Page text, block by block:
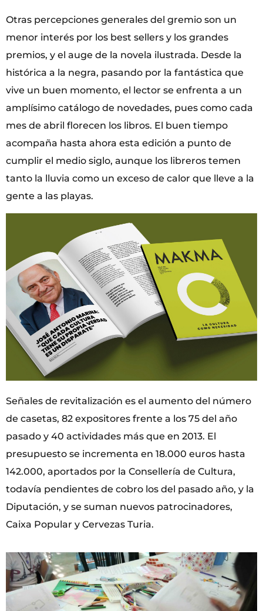
Otras percepciones generales del gremio son un
menor interés por los best sellers y los grandes
premios, y el auge de la novela ilustrada. Desde la
histórica a la negra, pasando por la fantástica que
vive un buen momento, el lector se enfrenta a un
amplísimo catálogo de novedades, pues como cada
mes de abril florecen los libros. El buen tiempo
acompaña hasta ahora esta edición a punto de
cumplir el medio siglo, aunque los libreros temen
tanto la lluvia como un exceso de calor que lleve a la
gente a las playas.
Señales de revitalización es el aumento del número
de casetas, 82 expositores frente a los 75 del año
pasado y 40 actividades más que en 2013. El
presupuesto se incrementa en 18.000 euros hasta
142.000, aportados por la Consellería de Cultura,
todavía pendientes de cobro los del pasado año, y la
Diputación, y se suman nuevos patrocinadores,
Caixa Popular y Cervezas Turia.